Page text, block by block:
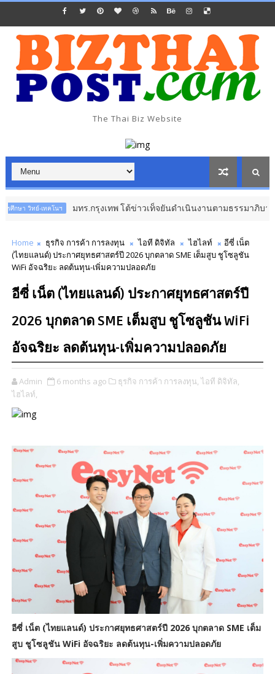
The Thai Biz Website
-เทคโนฯ มทร.กรุงเทพ โต้ข่าวเท็จยันดำเนินงานตามธรรมาภิบาล จ่อดำเ
Home ธุรกิจ การค้า การลงทุน ไอที ดิจิทัล ไฮไลท์
อีซี่ เน็ต
(ไทยแลนด์) ประกาศยุทธศาสตร์ปี 2026 บุกตลาด SME เต็มสูบ ชูโซลูชัน
WiFi อัจฉริยะ ลดต้นทุน-เพิ่มความปลอดภัย
อีซี่ เน็ต (ไทยแลนด์) ประกาศยุทธศาสตร์ปี
2026 บุกตลาด SME เต็มสูบ ชูโซลูชัน WiFi
อัจฉริยะ ลดต้นทุน-เพิ่มความปลอดภัย
Admin 6 months ago ธุรกิจ การค้า การลงทุน, ไอที ดิจิทัล,
ไฮไลท์,
อีซี่ เน็ต (ไทยแลนด์) ประกาศยุทธศาสตร์ปี 2026 บุกตลาด SME เต็ม
สูบ ชูโซลูชัน WiFi อัจฉริยะ ลดต้นทุน-เพิ่มความปลอดภัย